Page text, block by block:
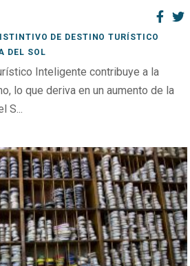
DE DESTINO TURÍSTICO
DEL SOL
Inteligente contribuye a la
lo que deriva en un aumento de la
S...